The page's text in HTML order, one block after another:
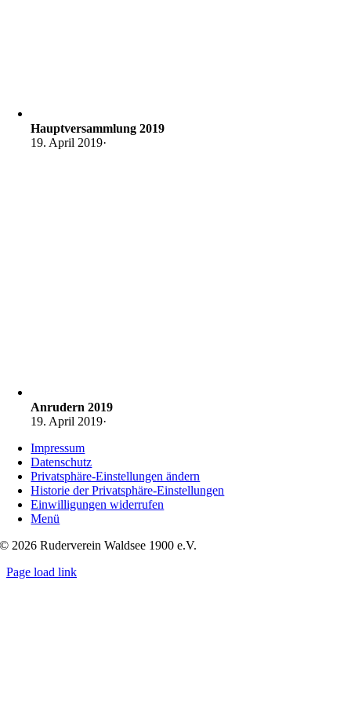
Hauptversammlung 2019
19. April 2019·
Anrudern 2019
19. April 2019·
Impressum
Datenschutz
Privatsphäre-Einstellungen ändern
Historie der Privatsphäre-Einstellungen
Einwilligungen widerrufen
Menü
© 2026 Ruderverein Waldsee 1900 e.V.
Page load link